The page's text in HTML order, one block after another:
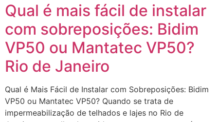
Qual é mais fácil de instalar
com sobreposições: Bidim
VP50 ou Mantatec VP50?
Rio de Janeiro
Qual é Mais Fácil de Instalar com Sobreposições: Bidim
VP50 ou Mantatec VP50? Quando se trata de
impermeabilização de telhados e lajes no Rio de